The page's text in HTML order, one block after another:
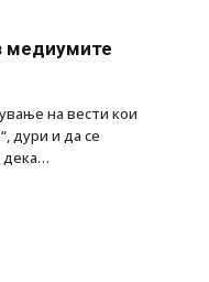
медиумите
на вести кои
дури и да се
дека…